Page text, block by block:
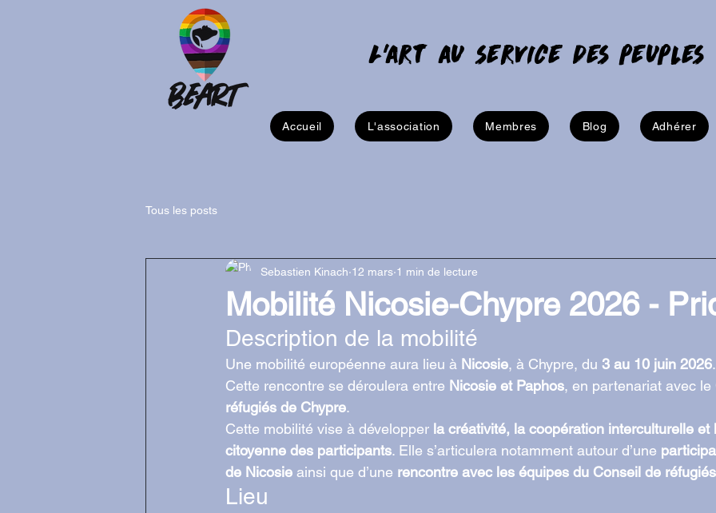
L'art au service des peuples
Accueil L'association Membres Blog Adhérer
Tous les posts
Mobilité Nicosie-Chypre 2026 -
Sebastien Kinach 12 mars 1 min de lecture
Description de la mobilité
Une mobilité européenne aura lieu à Nicosie, à Chypre, du 3 au 10 juin 2026.
Cette rencontre se déroulera entre Nicosie et Paphos, en partenariat avec le
réfugiés de Chypre.
Cette mobilité vise à développer la créativité, la coopération interculturelle et
citoyenne des participants. Elle s’articulera notamment autour d’une
de Nicosie ainsi que d’une rencontre avec les équipes du Conseil de
Lieu